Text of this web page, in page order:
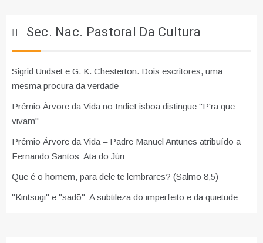
Sec. Nac. Pastoral Da Cultura
Sigrid Undset e G. K. Chesterton. Dois escritores, uma
mesma procura da verdade
Prémio Árvore da Vida no IndieLisboa distingue "P'ra que
vivam"
Prémio Árvore da Vida – Padre Manuel Antunes atribuído a
Fernando Santos: Ata do Júri
Que é o homem, para dele te lembrares? (Salmo 8,5)
"Kintsugi" e "sadō": A subtileza do imperfeito e da quietude